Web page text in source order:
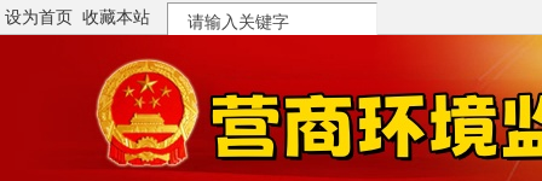
设为首页 收藏本站
搜
索